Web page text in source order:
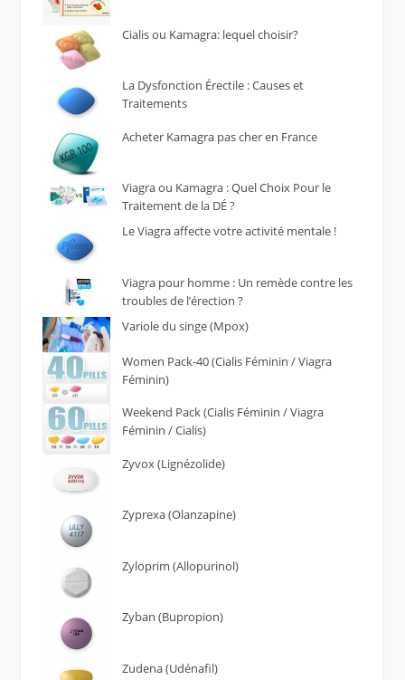
Cialis ou Kamagra: lequel choisir?
La Dysfonction Érectile : Causes et
Traitements
Acheter Kamagra pas cher en France
Viagra ou Kamagra : Quel Choix Pour le
Traitement de la DÉ ?
Le Viagra affecte votre activité mentale !
Viagra pour homme : Un remède contre les
troubles de l’érection ?
Variole du singe (Mpox)
Women Pack-40 (Cialis Féminin / Viagra
Féminin)
Weekend Pack (Cialis Féminin / Viagra
Féminin / Cialis)
Zyvox (Lignézolide)
Zyprexa (Olanzapine)
Zyloprim (Allopurinol)
Zyban (Bupropion)
Zudena (Udénafil)